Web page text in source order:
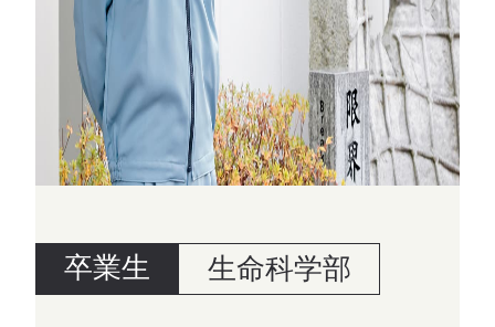
卒業生 生命科学部